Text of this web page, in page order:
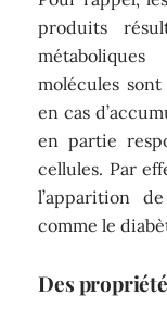
produits
molécules
en cas
en partie
cellules. Par
l’apparition
comme le
Des